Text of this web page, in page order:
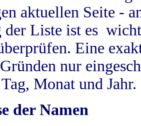
aktuellen Seite -
der Liste ist es
Eine
nur
Monat und Jahr.
der Namen